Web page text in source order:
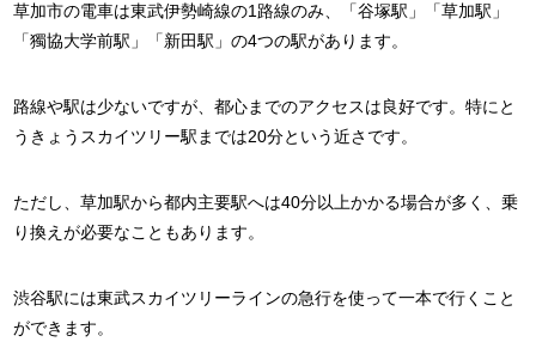
草加市の電車は東武伊勢崎線の1路線のみ、「谷塚駅」「草加駅」
「獨協大学前駅」「新田駅」の4つの駅があります。
路線や駅は少ないですが、都心までのアクセスは良好です。特にと
うきょうスカイツリー駅までは20分という近さです。
ただし、草加駅から都内主要駅へは40分以上かかる場合が多く、乗
り換えが必要なこともあります。
渋谷駅には東武スカイツリーラインの急行を使って一本で行くこと
ができます。